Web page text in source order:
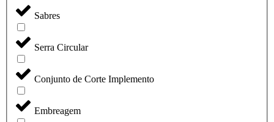
Sabres
Serra Circular
Conjunto de Corte Implemento
Embreagem